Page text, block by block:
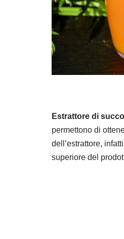
Estrattore di
permettono di
dell’estrattore,
superiore del